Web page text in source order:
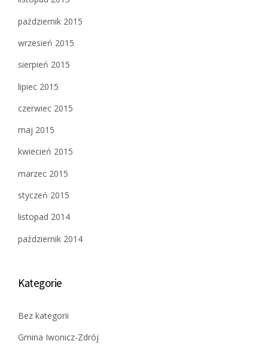
październik 2015
wrzesień 2015
sierpień 2015
lipiec 2015
czerwiec 2015
maj 2015
kwiecień 2015
marzec 2015
styczeń 2015
listopad 2014
październik 2014
Kategorie
Bez kategorii
Gmina Iwonicz-Zdrój